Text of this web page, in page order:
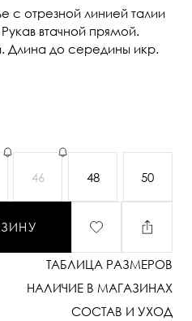
с отрезной линией талии
втачной прямой.
Длина до середины икр.
46 48 50
ТАБЛИЦА РАЗМЕРОВ
НАЛИЧИЕ В МАГАЗИНАХ
СОСТАВ И УХОД